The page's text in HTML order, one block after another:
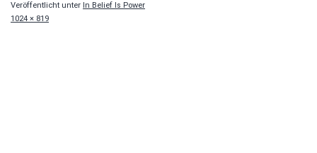
Veröffentlicht unter In Belief Is Power
Originalgröße
1024 × 819